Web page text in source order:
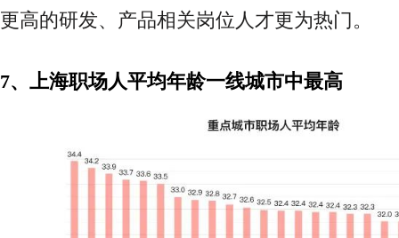
更高的研发、产品相关岗位人才更为热门。
7、上海职场人平均年龄一线城市中最高